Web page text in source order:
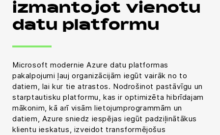
izmantojot vienotu
datu platformu
Microsoft modernie Azure datu platformas
pakalpojumi ļauj organizācijām iegūt vairāk no to
datiem, lai kur tie atrastos. Nodrošinot pastāvīgu un
starptautisku platformu, kas ir optimizēta hibrīdajam
mākonim, kā arī visām lietojumprogrammām un
datiem, Azure sniedz iespējas iegūt padziļinātākus
klientu ieskatus, izveidot transformējošus